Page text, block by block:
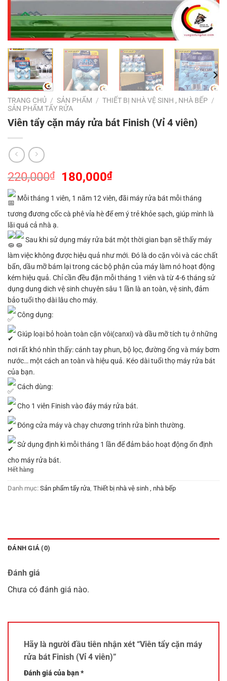
TRANG CHỦ / SẢN PHẨM / THIẾT BỊ NHÀ VỆ SINH , NHÀ BẾP /
SẢN PHẨM TẨY RỬA
Viên tẩy cặn máy rửa bát Finish (Vỉ 4 viên)
220,000₫
Giá
là:
220,000₫.
180,000₫Giá
tại
là:
Mỗi tháng 1 viên, 1 năm 12 viên, đãi máy rửa bát mỗi tháng
tương đương cốc cà phê vỉa hè để em ý trẻ khỏe sạch, giúp mình là
lãi quá cả nhà ạ.
Sau khi sử dụng máy rửa bát một thời gian bạn sẽ thấy máy
làm việc không được hiệu quả như mới. Đó là do cặn vôi và các chất
bẩn, dầu mỡ bám lại trong các bộ phận của máy làm nó hoạt động
kém hiệu quả. Chỉ cần đều đặn mỗi tháng 1 viên và từ 4-6 tháng sử
dụng dung dich vệ sinh chuyên sâu 1 lần là an toàn, vệ sinh, đảm
bảo tuổi thọ dài lâu cho máy.
Công dụng:
Giúp loại bỏ hoàn toàn cặn vôi(canxi) và dầu mỡ tích tụ ở những
nơi rất khó nhìn thấy: cánh tay phun, bộ lọc, đường ống và máy bơm
nước… một cách an toàn và hiệu quả. Kéo dài tuổi thọ máy rửa bát
của bạn.
Cách dùng:
Cho 1 viên Finish vào đáy máy rửa bát.
Đóng cửa máy và chạy chương trình rửa bình thường.
Sử dụng định kì mỗi tháng 1 lần để đảm bảo hoạt động ổn định
cho máy rửa bát.
Hết hàng
Danh mục: Sản phẩm tẩy rửa, Thiết bị nhà vệ sinh , nhà bếp
ĐÁNH GIÁ (0)
Đánh giá
Chưa có đánh giá nào.
Hãy là người đầu tiên nhận xét “Viên tẩy cặn máy
rửa bát Finish (Vỉ 4 viên)”
Đánh giá của bạn*